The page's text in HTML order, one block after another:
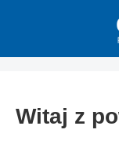
Witaj z